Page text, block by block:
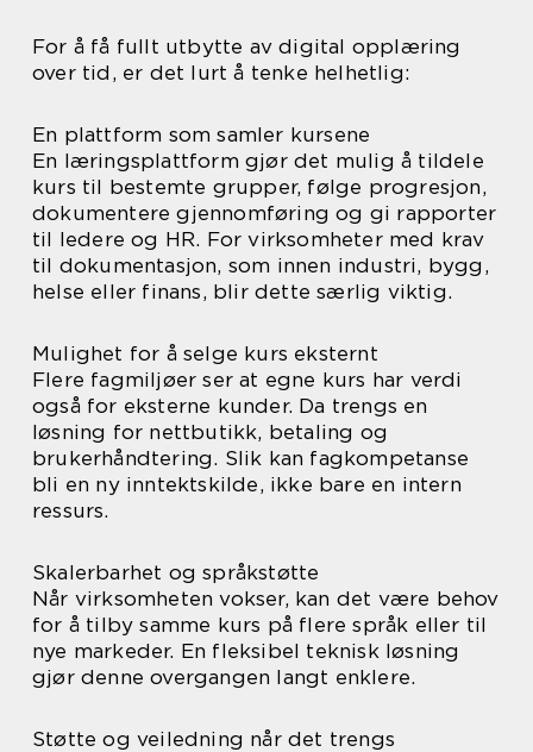
For å få fullt utbytte av digital opplæring
over tid, er det lurt å tenke helhetlig:
En plattform som samler kursene
En læringsplattform gjør det mulig å tildele
kurs til bestemte grupper, følge progresjon,
dokumentere gjennomføring og gi rapporter
til ledere og HR. For virksomheter med krav
til dokumentasjon, som innen industri, bygg,
helse eller finans, blir dette særlig viktig.
Mulighet for å selge kurs eksternt
Flere fagmiljøer ser at egne kurs har verdi
også for eksterne kunder. Da trengs en
løsning for nettbutikk, betaling og
brukerhåndtering. Slik kan fagkompetanse
bli en ny inntektskilde, ikke bare en intern
ressurs.
Skalerbarhet og språkstøtte
Når virksomheten vokser, kan det være behov
for å tilby samme kurs på flere språk eller til
nye markeder. En fleksibel teknisk løsning
gjør denne overgangen langt enklere.
Støtte og veiledning når det trengs